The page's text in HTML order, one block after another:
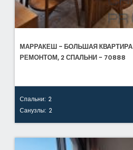
МАРРАКЕШ - БОЛЬШАЯ
РЕМОНТОМ, 2 СПАЛЬНИ - 70888
Спальни: 2
Санузлы: 2